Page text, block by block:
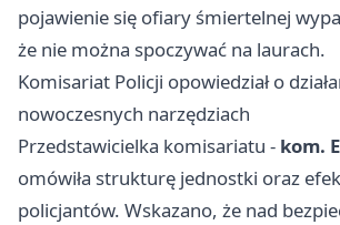
pojawienie się ofiary śmiertelnej
że nie można spoczywać na laurach.
Komisariat Policji opowiedział o
nowoczesnych narzędziach
Przedstawicielka komisariatu - kom.
omówiła strukturę jednostki oraz
policjantów. Wskazano, że nad